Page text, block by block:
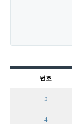
번호
5
4